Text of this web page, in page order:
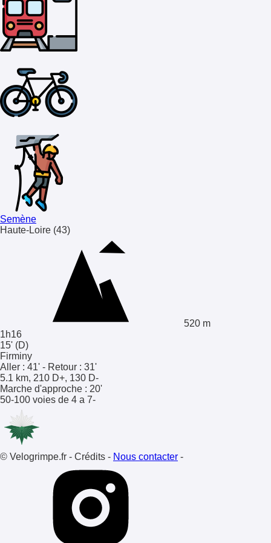
Semène
Haute-Loire (43)
520 m
1h16
15' (D)
Firminy
Aller : 41' - Retour : 31'
5.1 km, 210 D+, 130 D-
Marche d'approche : 20'
50-100 voies de 4 a 7-
© Velogrimpe.fr - Crédits - Nous contacter -